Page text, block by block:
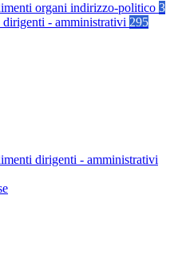
organi indirizzo-politico 3
- amministrativi 295
dirigenti - amministrativi